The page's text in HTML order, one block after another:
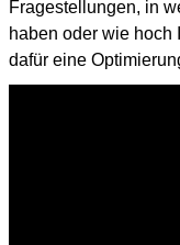
Fragestellungen, in
haben oder wie hoch
dafür eine